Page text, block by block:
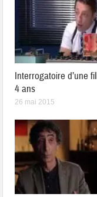
Interrogatoire d’une
4 ans
26 mai 2015